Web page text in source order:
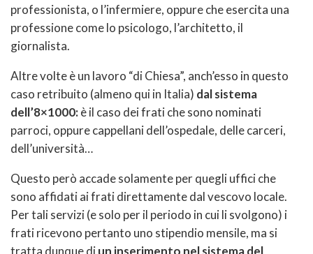
professionista, o l’infermiere, oppure che esercita una
professione come lo psicologo, l’architetto, il
giornalista.
Altre volte è un lavoro “di Chiesa”, anch’esso in questo
caso retribuito (almeno qui in Italia) dal sistema
dell’8×1000:è il caso dei frati che sono nominati
parroci, oppure cappellani dell’ospedale, delle carceri,
dell’università…
Questo però accade solamente per quegli uffici che
sono affidati ai frati direttamente dal vescovo locale.
Per tali servizi (e solo per il periodo in cui li svolgono) i
frati ricevono pertanto uno stipendio mensile, ma si